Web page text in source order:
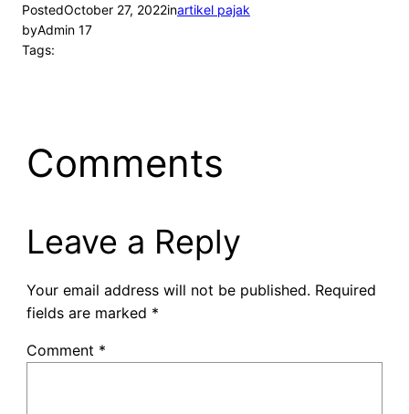
PostedOctober 27, 2022inartikel pajak
byAdmin 17
Tags:
Comments
Leave a Reply
Your email address will not be published. Required
fields are marked *
Comment *